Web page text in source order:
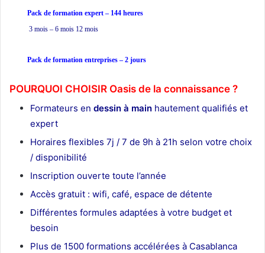
Pack de formation expert – 144 heures
3 mois – 6 mois 12 mois
Pack de formation entreprises – 2 jours
POURQUOI CHOISIR Oasis de la connaissance ?
Formateurs en dessin à main hautement qualifiés et
expert
Horaires flexibles 7j / 7 de 9h à 21h selon votre choix
/ disponibilité
Inscription ouverte toute l’année
Accès gratuit : wifi, café, espace de détente
Différentes formules adaptées à votre budget et
besoin
Plus de 1500 formations accélérées à Casablanca